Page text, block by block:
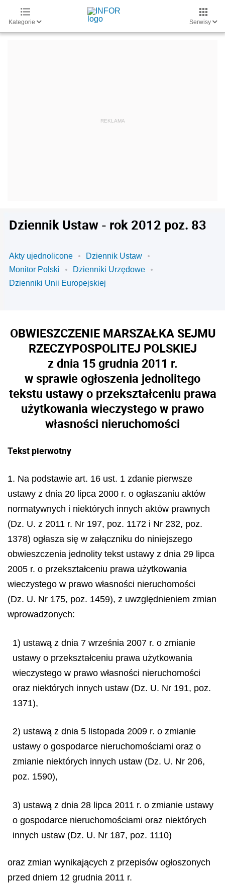
Kategorie Serwisy
Dziennik Ustaw - rok 2012 poz. 83
Akty ujednolicone
Dziennik Ustaw
Monitor Polski
Dzienniki Urzędowe
Dzienniki Unii Europejskiej
OBWIESZCZENIE MARSZAŁKA SEJMU
RZECZYPOSPOLITEJ POLSKIEJ
z dnia 15 grudnia 2011 r.
w sprawie ogłoszenia jednolitego
tekstu ustawy o przekształceniu prawa
użytkowania wieczystego w prawo
własności nieruchomości
Tekst pierwotny
1. Na podstawie art. 16 ust. 1 zdanie pierwsze
ustawy z dnia 20 lipca 2000 r. o ogłaszaniu aktów
normatywnych i niektórych innych aktów prawnych
(Dz. U. z 2011 r. Nr 197, poz. 1172 i Nr 232, poz.
1378) ogłasza się w załączniku do niniejszego
obwieszczenia jednolity tekst ustawy z dnia 29 lipca
2005 r. o przekształceniu prawa użytkowania
wieczystego w prawo własności nieruchomości
(Dz. U. Nr 175, poz. 1459), z uwzględnieniem zmian
wprowadzonych:
1) ustawą z dnia 7 września 2007 r. o zmianie
ustawy o przekształceniu prawa użytkowania
wieczystego w prawo własności nieruchomości
oraz niektórych innych ustaw (Dz. U. Nr 191, poz.
1371),
2) ustawą z dnia 5 listopada 2009 r. o zmianie
ustawy o gospodarce nieruchomościami oraz o
zmianie niektórych innych ustaw (Dz. U. Nr 206,
poz. 1590),
3) ustawą z dnia 28 lipca 2011 r. o zmianie ustawy
o gospodarce nieruchomościami oraz niektórych
innych ustaw (Dz. U. Nr 187, poz. 1110)
oraz zmian wynikających z przepisów ogłoszonych
przed dniem 12 grudnia 2011 r.